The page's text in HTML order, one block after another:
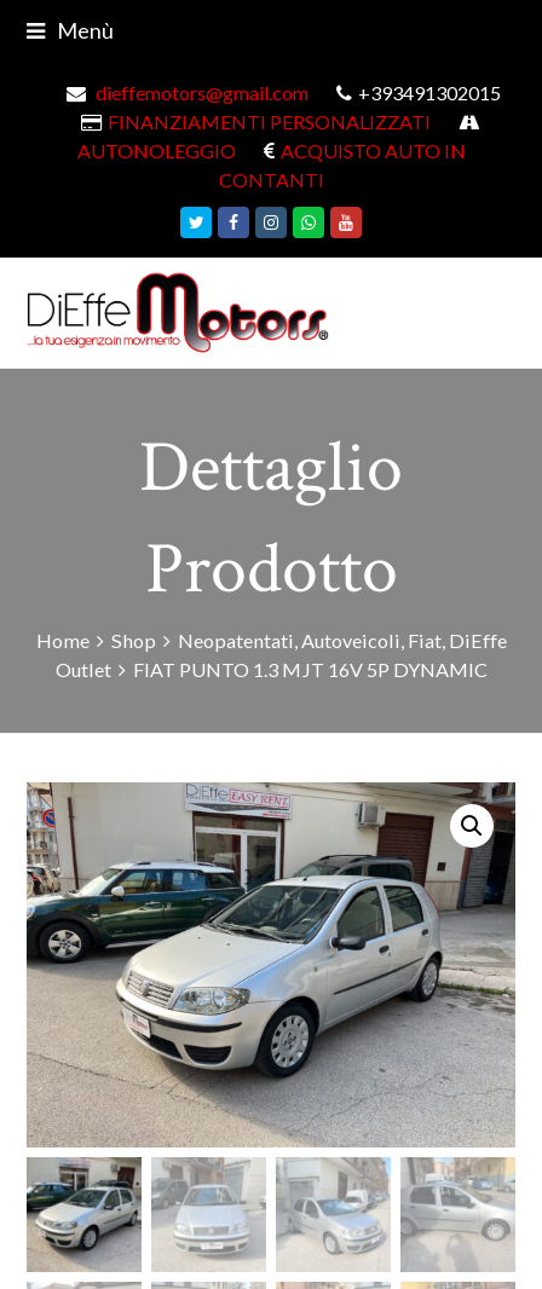
Menù
dieffemotors@gmail.com
+393491302015
FINANZIAMENTI PERSONALIZZATI
AUTONOLEGGIO
ACQUISTO AUTO IN
CONTANTI
TwitterFacebookInstagram
Whatsapp
Youtube
Dettaglio
Prodotto
Home Shop Neopatentati,Autoveicoli, Fiat, DiEffe
Outlet
FIAT PUNTO 1.3 MJT 16V 5P DYNAMIC